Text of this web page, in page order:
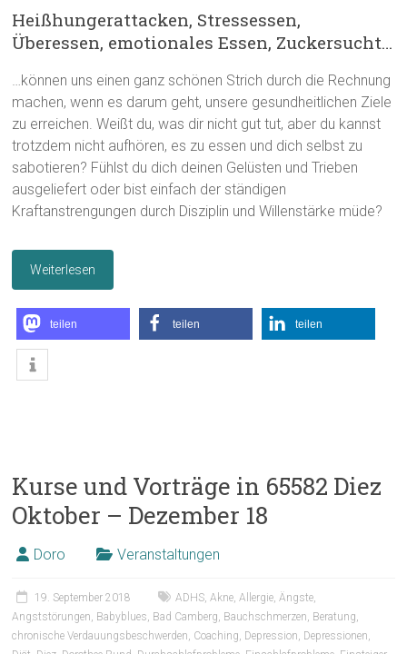
Heißhungerattacken, Stressessen,
Überessen, emotionales Essen, Zuckersucht…
…können uns einen ganz schönen Strich durch die Rechnung
machen, wenn es darum geht, unsere gesundheitlichen Ziele
zu erreichen. Weißt du, was dir nicht gut tut, aber du kannst
trotzdem nicht aufhören, es zu essen und dich selbst zu
sabotieren? Fühlst du dich deinen Gelüsten und Trieben
ausgeliefert oder bist einfach der ständigen
Kraftanstrengungen durch Disziplin und Willenstärke müde?
Weiterlesen
teilen teilen teilen
Kurse und Vorträge in 65582 Diez
Oktober – Dezember 18
Doro Veranstaltungen
19. September 2018 ADHS,Akne,Allergie,Ängste,
Angststörungen, Babyblues, Bad Camberg, Bauchschmerzen, Beratung,
chronische Verdauungsbeschwerden, Coaching, Depression, Depressionen,